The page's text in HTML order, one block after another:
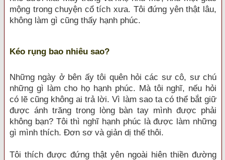
mộng trong chuyện cổ tích xưa. Tôi đứng yên thật lâu,
không làm gì cũng thấy hạnh phúc.
Kéo rụng bao nhiêu sao?
Những ngày ở bên ấy tôi quên hỏi các sư cô, sư chú
những gì làm cho họ hạnh phúc. Mà tôi nghĩ, nếu hỏi
có lẽ cũng không ai trả lời. Vì làm sao ta có thể bắt giữ
được ánh trăng trong lòng bàn tay mình được phải
không bạn? Tôi thì nghĩ hạnh phúc là được làm những
gì mình thích. Đơn sơ và giản dị thế thôi.
Tôi thích được đứng thật yên ngoài hiên thiền đường